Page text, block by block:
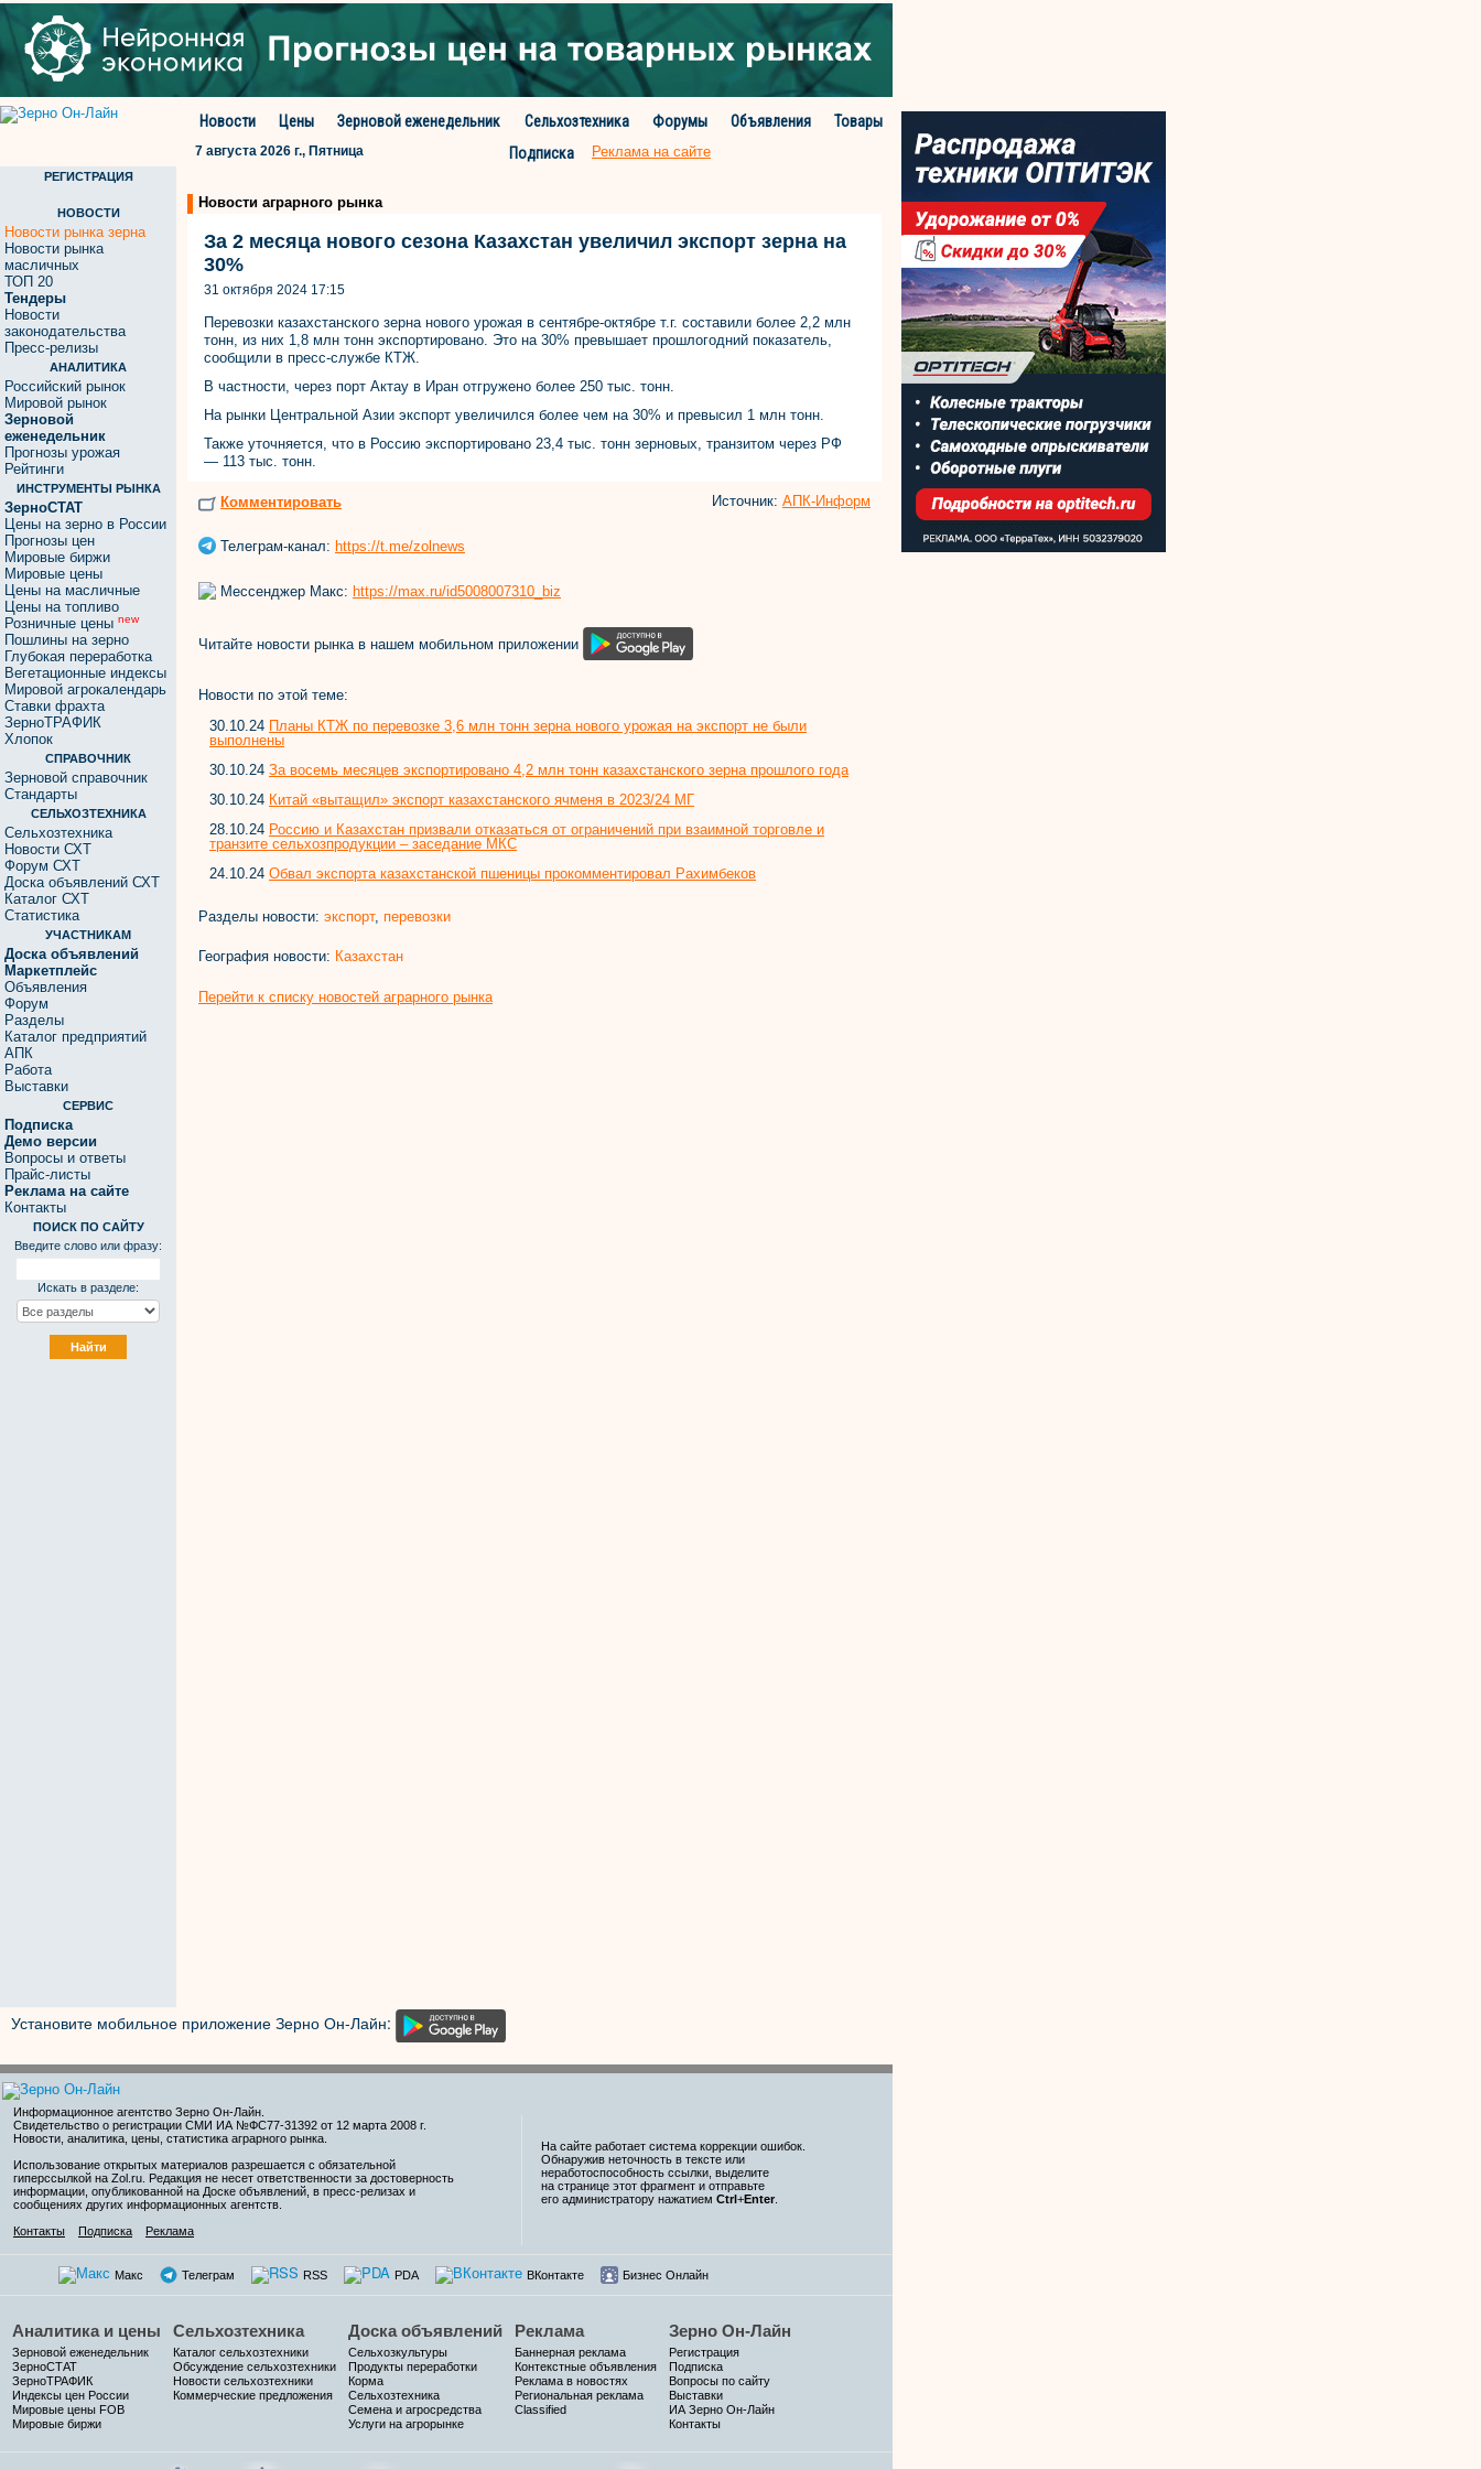
Новости Цены Зерновой еженедельник Сельхозтехника Форумы Объявления
Товары
Подписка
7 августа 2026 г., Пятница Реклама на сайте
РЕГИСТРАЦИЯ
НОВОСТИ
Новости рынка зерна
Новости рынка
масличных
ТОП 20
Тендеры
Новости
законодательства
Пресс-релизы
АНАЛИТИКА
Российский рынок
Мировой рынок
Зерновой
еженедельник
Прогнозы урожая
Рейтинги
ИНСТРУМЕНТЫ РЫНКА
ЗерноСТАТ
Цены на зерно в России
Прогнозы цен
Мировые биржи
Мировые цены
Цены на масличные
Цены на топливо
Розничные цены new
Пошлины на зерно
Глубокая переработка
Вегетационные индексы
Мировой агрокалендарь
Ставки фрахта
ЗерноТРАФИК
Хлопок
СПРАВОЧНИК
Зерновой справочник
Стандарты
СЕЛЬХОЗТЕХНИКА
Сельхозтехника
Новости СХТ
Форум СХТ
Доска объявлений СХТ
Каталог СХТ
Статистика
УЧАСТНИКАМ
Доска объявлений
Маркетплейс
Объявления
Форум
Разделы
Каталог предприятий
АПК
Работа
Выставки
СЕРВИС
Подписка
Демо версии
Вопросы и ответы
Прайс-листы
Реклама на сайте
Контакты
ПОИСК ПО САЙТУ
Введите слово или фразу:
Искать в разделе:
Новости аграрного рынка
За 2 месяца нового сезона Казахстан увеличил экспорт зерна на
30%
31 октября 2024 17:15
Перевозки казахстанского зерна нового урожая в сентябре-октябре т.г. составили более 2,2 млн
тонн, из них 1,8 млн тонн экспортировано. Это на 30% превышает прошлогодний показатель,
сообщили в пресс-службе КТЖ.
В частности, через порт Актау в Иран отгружено более 250 тыс. тонн.
На рынки Центральной Азии экспорт увеличился более чем на 30% и превысил 1 млн тонн.
Также уточняется, что в Россию экспортировано 23,4 тыс. тонн зерновых, транзитом через РФ
— 113 тыс. тонн.
Комментировать Источник: АПК-Информ
Телеграм-канал: https://t.me/zolnews
Мессенджер Макс: https://max.ru/id5008007310_biz
Читайте новости рынка в нашем мобильном приложении
Новости по этой теме:
30.10.24 Планы КТЖ по перевозке 3,6 млн тонн зерна нового урожая на экспорт не были
выполнены
30.10.24 За восемь месяцев экспортировано 4,2 млн тонн казахстанского зерна прошлого года
30.10.24 Китай «вытащил» экспорт казахстанского ячменя в 2023/24 МГ
28.10.24 Россию и Казахстан призвали отказаться от ограничений при взаимной торговле и
транзите сельхозпродукции – заседание МКС
24.10.24 Обвал экспорта казахстанской пшеницы прокомментировал Рахимбеков
Разделы новости: экспорт, перевозки
География новости: Казахстан
Перейти к списку новостей аграрного рынка
Установите мобильное приложение Зерно Он-Лайн:
Информационное агентство Зерно Он-Лайн
Свидетельство о регистрации СМИ ИА №ФС77-31392 от 12 марта 2008 г.
Новости, аналитика, цены, статистика аграрного рынка.
Использование открытых материалов разрешается с обязательной
гиперссылкой на Zol.ru. Редакция не несет ответственности за достоверность
информации, опубликованной на Доске объявлений, в пресс-релизах и
сообщениях других информационных агентств.
Контакты
Подписка Реклама
На сайте работает система коррекции ошибок.
Обнаружив неточность в тексте или
неработоспособность ссылки, выделите
на странице этот фрагмент и отправьте
его администратору нажатием Ctrl+Enter
Макс Телеграм RSS PDA ВКонтакте Бизнес Онлайн
Аналитика и цены
Зерновой еженедельник
ЗерноСТАТ
ЗерноТРАФИК
Индексы цен России
Мировые цены FOB
Мировые биржи
Сельхозтехника
Каталог сельхозтехники
Обсуждение сельхозтехники
Новости сельхозтехники
Коммерческие предложения
Доска объявлений
Сельхозкультуры
Продукты переработки
Корма
Сельхозтехника
Семена и агросредства
Услуги на агрорынке
Реклама
Баннерная реклама
Контекстные объявления
Реклама в новостях
Региональная реклама
Classified
Зерно Он-Лайн
Регистрация
Подписка
Вопросы по сайту
Выставки
ИА Зерно Он-Лайн
Контакты